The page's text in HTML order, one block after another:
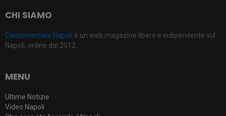
CHI SIAMO
Calciomercato Napoli è un web magazine libero e indipendente sul
Napoli, online dal 2012.
MENU
Ultime Notizie
Video Napoli